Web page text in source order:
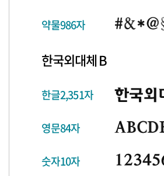
약물986자
한국외대체 B
한글2,351자
영문84자
숫자10자